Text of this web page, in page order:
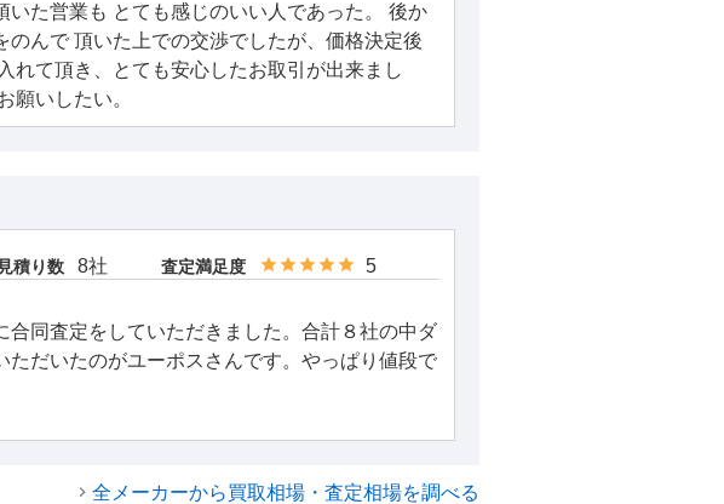
た営業も とても感じのいい人であった。 後か
のんで 頂いた上での交渉でしたが、価格決定後
れて頂き、とても安心したお取引が出来まし
願いしたい。
見積り数 8社 査定満足度 5
合同査定をしていただきました。合計８社の中ダ
ただいたのがユーポスさんです。やっぱり値段で
全メーカーから買取相場・査定相場を調べる